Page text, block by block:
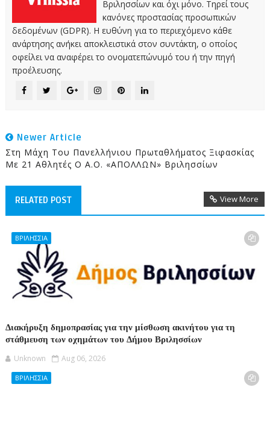
Βριλησσίων και όχι μόνο. Τηρεί τους
κανόνες προστασίας προσωπικών
δεδομένων (GDPR). Η ευθύνη για το περιεχόμενο κάθε
ανάρτησης ανήκει αποκλειστικά στον συντάκτη, ο οποίος
οφείλει να αναφέρει το ονοματεπώνυμό του ή την πηγή
προέλευσης.
Newer Article
Στη Μάχη Του Πανελλήνιου Πρωταθλήματος Ξιφασκίας
Με 21 Αθλητές Ο Α.Ο. «ΑΠΟΛΛΩΝ» Βριλησσίων
RELATED POST View More
ΒΡΙΛΗΣΣΙΑ
Διακήρυξη δημοπρασίας για την μίσθωση ακινήτου για τη
στάθμευση των οχημάτων του Δήμου Βριλησσίων
Unknown Aug 06, 2026
ΒΡΙΛΗΣΣΙΑ